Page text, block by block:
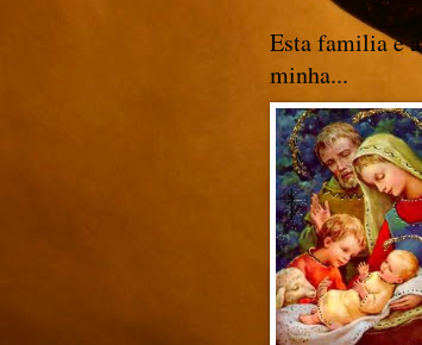
Esta familia e a
minha...